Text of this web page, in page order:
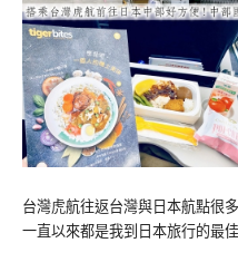
台灣虎航往返台灣與日本航點很
一直以來都是我到日本旅行的最